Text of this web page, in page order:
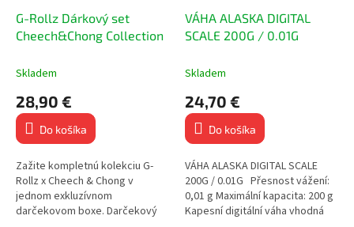
G-Rollz Dárkový set
Cheech&Chong Collection
Skladem
28,90 €
Do košíka
Zažite kompletnú kolekciu G-
Rollz x Cheech & Chong v
jednom exkluzívnom
darčekovom boxe. Darčekový
VÁHA ALASKA DIGITAL
SCALE 200G / 0.01G
Skladem
24,70 €
Do košíka
VÁHA ALASKA DIGITAL SCALE
200G / 0.01G Přesnost vážení:
0,01 g Maximální kapacita: 200 g
Kapesní digitální váha vhodná